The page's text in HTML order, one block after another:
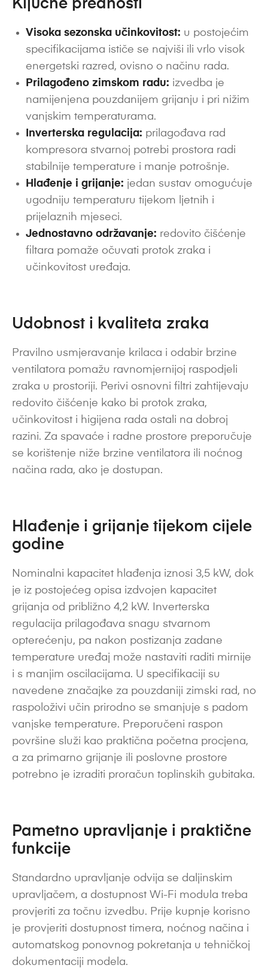
Ključne prednosti
Visoka sezonska učinkovitost: u postojećim
specifikacijama ističe se najviši ili vrlo visok
energetski razred, ovisno o načinu rada.
Prilagođeno zimskom radu: izvedba je
namijenjena pouzdanijem grijanju i pri nižim
vanjskim temperaturama.
Inverterska regulacija: prilagođava rad
kompresora stvarnoj potrebi prostora radi
stabilnije temperature i manje potrošnje.
Hlađenje i grijanje: jedan sustav omogućuje
ugodniju temperaturu tijekom ljetnih i
prijelaznih mjeseci.
Jednostavno održavanje: redovito čišćenje
filtara pomaže očuvati protok zraka i
učinkovitost uređaja.
Udobnost i kvaliteta zraka
Pravilno usmjeravanje krilaca i odabir brzine
ventilatora pomažu ravnomjernijoj raspodjeli
zraka u prostoriji. Perivi osnovni filtri zahtijevaju
redovito čišćenje kako bi protok zraka,
učinkovitost i higijena rada ostali na dobroj
razini. Za spavaće i radne prostore preporučuje
se korištenje niže brzine ventilatora ili noćnog
načina rada, ako je dostupan.
Hlađenje i grijanje tijekom cijele
godine
Nominalni kapacitet hlađenja iznosi 3,5 kW, dok
je iz postojećeg opisa izdvojen kapacitet
grijanja od približno 4,2 kW. Inverterska
regulacija prilagođava snagu stvarnom
opterećenju, pa nakon postizanja zadane
temperature uređaj može nastaviti raditi mirnije
i s manjim oscilacijama. U specifikaciji su
navedene značajke za pouzdaniji zimski rad, no
raspoloživi učin prirodno se smanjuje s padom
vanjske temperature. Preporučeni raspon
površine služi kao praktična početna procjena,
a za primarno grijanje ili poslovne prostore
potrebno je izraditi proračun toplinskih gubitaka.
Pametno upravljanje i praktične
funkcije
Standardno upravljanje odvija se daljinskim
upravljačem, a dostupnost Wi-Fi modula treba
provjeriti za točnu izvedbu. Prije kupnje korisno
je provjeriti dostupnost timera, noćnog načina i
automatskog ponovnog pokretanja u tehničkoj
dokumentaciji modela.